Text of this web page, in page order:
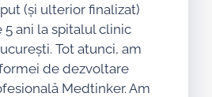
(și ulterior finalizat)
ani la spitalul clinic
Tot atunci, am
de dezvoltare
Medtinker. Am